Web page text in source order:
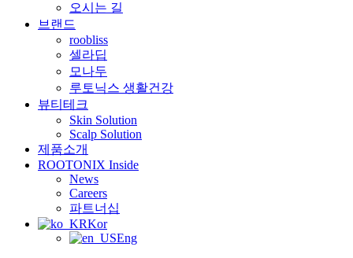
오시는 길
브랜드
roobliss
셀라딥
모나두
루토닉스 생활건강
뷰티테크
Skin Solution
Scalp Solution
제품소개
ROOTONIX Inside
News
Careers
파트너십
Kor
Eng